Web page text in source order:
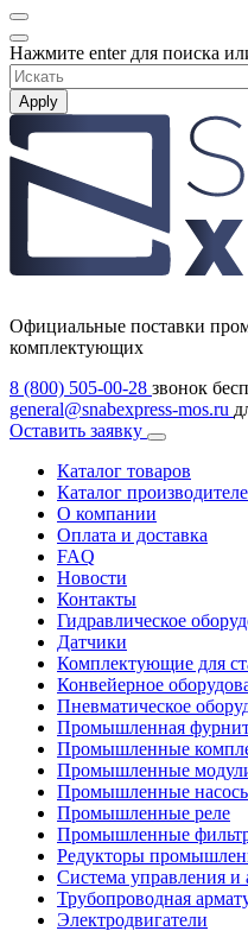
Нажмите enter для поиска
Apply
Официальные поставки
комплектующих
8 (800) 505-00-28 звонок
general@snabexpress-mos.ru
Оставить заявку
Каталог товаров
Каталог
О компании
Оплата и доставка
FAQ
Новости
Контакты
Гидравлическое
Датчики
Комплектующие для
Конвейерное
Пневматическое
Промышленная
Промышленные
Промышленные
Промышленные
Промышленные реле
Промышленные
Редукторы
Система управления и
Трубопроводная
Электродвигатели